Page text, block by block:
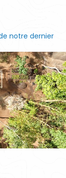
notre dernier